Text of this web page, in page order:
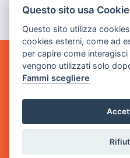
GAME WARP
BY POWER GAME SRL
via Villaggio dei Platani, 3
Questo sito usa
Questo sito utilizza
cookies esterni, come ad
per capire come
vengono utilizzati solo
Fammi scegliere